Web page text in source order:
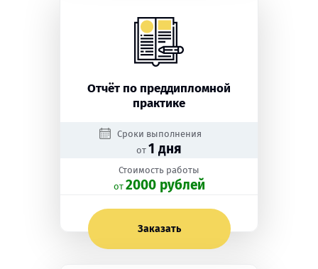
Отчёт по преддипломной
практике
Сроки выполнения
от 1 дня
Стоимость работы
oт 2000 рублей
Заказать